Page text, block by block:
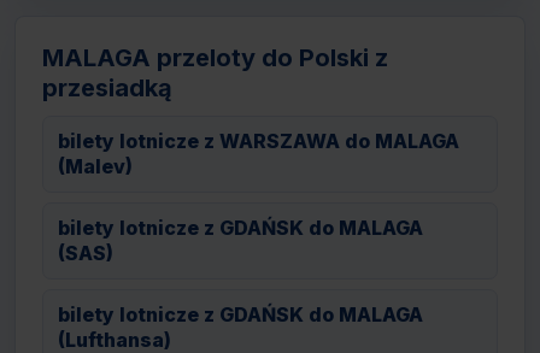
MALAGA przeloty do Polski z
przesiadką
bilety lotnicze z WARSZAWA do MALAGA
(Malev)
bilety lotnicze z GDAŃSK do MALAGA
(SAS)
bilety lotnicze z GDAŃSK do MALAGA
(Lufthansa)